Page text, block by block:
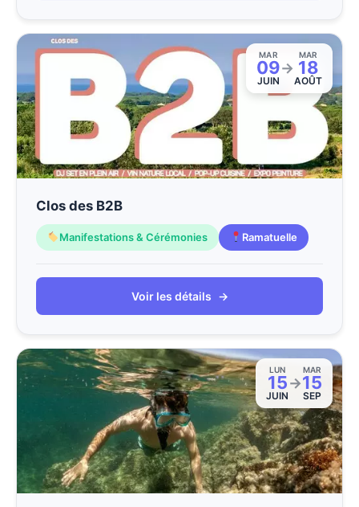
MAR
09
JUIN
→
MAR
18
AOÛT
Clos des B2B
Manifestations & Cérémonies Ramatuelle
Voir les détails →
LUN
15
JUIN
→
MAR
15
SEP